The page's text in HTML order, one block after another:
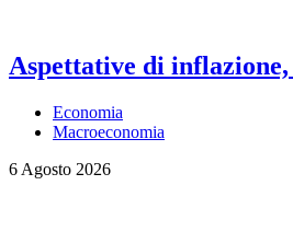
Aspettative di
Economia
Macroeconomia
6 Agosto 2026